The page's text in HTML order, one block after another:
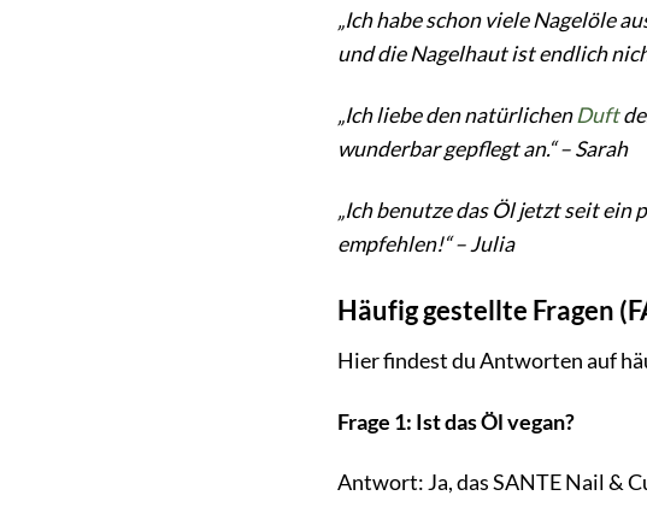
„Ich habe schon viele Nagelöle
und die Nagelhaut ist endlich
„Ich liebe den natürlichenDuft
wunderbar gepflegt an.“ – Sarah
„Ich benutze das Öl jetzt seit ein
empfehlen!“ – Julia
Häufig gestellte Fragen
Hier findest du Antworten auf
Frage 1: Ist das Öl vegan?
Antwort: Ja, das SANTE Nail &